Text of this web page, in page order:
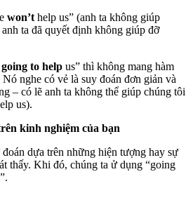
won’t help us” (anh ta không giúp
ta đã quyết định không giúp đỡ
going to help us” thì không mang hàm
nghe có vẻ là suy đoán đơn giản và
– có lẽ anh ta không thể giúp chúng tôi
us).
kinh nghiệm của bạn
dựa trên những hiện tượng hay sự
thấy. Khi đó, chúng ta ử dụng “going